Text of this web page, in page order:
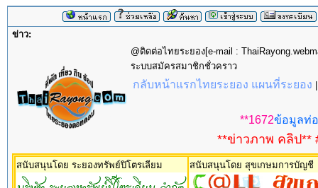
ข่าว:
@ติดต่อไทยระยอง[e-mail :
ระบบสมัครสมาชิกชั่วคราว
กลับหน้าแรกไทยระยอง แผนที่ระยอง
**1672ข้อมูลท่
**ข่าวภาพ คลิป**
สนับสนุนโดย ระยองทรัพย์ปิโตรเลียม สนับสนุนโดย สุขเกษมการบัญชี